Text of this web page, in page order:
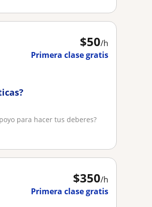
$50/h
Primera clase gratis
para hacer tus deberes?
$350/h
Primera clase gratis